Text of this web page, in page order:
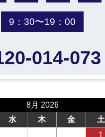
9：30〜19：00
014-073
8月 2026
水 木 金 土
1